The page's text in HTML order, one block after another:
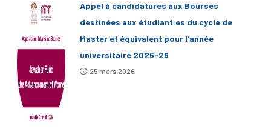
Appel à candidatures aux Bourses
destinées aux étudiant.es du cycle de
Master et équivalent pour l’année
universitaire 2025-26
25 mars 2026